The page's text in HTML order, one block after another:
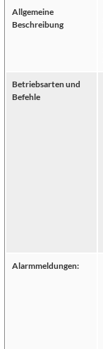
Allgemeine
Beschreibung
Betriebsarten und
Befehle
Alarmmeldungen: